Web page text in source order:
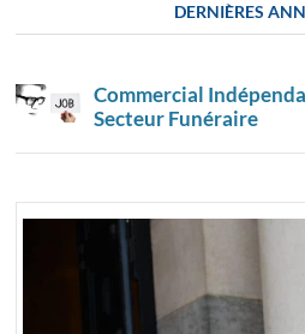
DERNIÈRES
Commercial
Secteur Funéraire